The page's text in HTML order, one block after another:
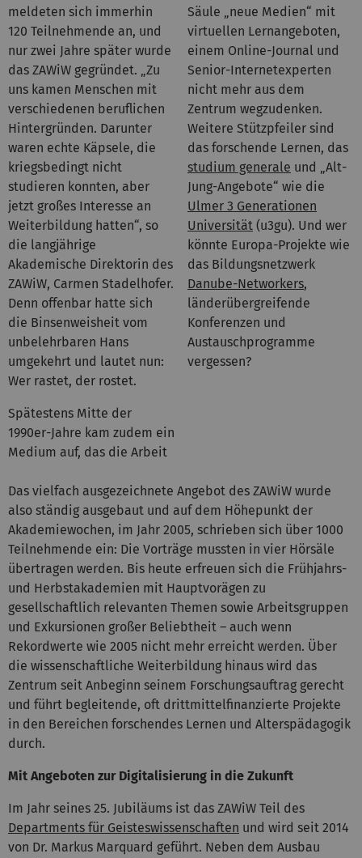
meldeten sich immerhin
120 Teilnehmende an, und
nur zwei Jahre später wurde
das ZAWiW gegründet. „Zu
uns kamen Menschen mit
verschiedenen beruflichen
Hintergründen. Darunter
waren echte Käpsele, die
kriegsbedingt nicht
studieren konnten, aber
jetzt großes Interesse an
Weiterbildung hatten“, so
die langjährige
Akademische Direktorin des
ZAWiW, Carmen Stadelhofer.
Denn offenbar hatte sich
die Binsenweisheit vom
unbelehrbaren Hans
umgekehrt und lautet nun:
Wer rastet, der rostet.
Spätestens Mitte der
1990er-Jahre kam zudem ein
Medium auf, das die Arbeit
Säule „neue Medien“ mit
virtuellen Lernangeboten,
einem Online-Journal und
Senior-Internetexperten
nicht mehr aus dem
Zentrum wegzudenken.
Weitere Stützpfeiler sind
das forschende Lernen, das
studium generale und „Alt-
Jung-Angebote“ wie die
Ulmer 3 Generationen
Universität (u3gu). Und wer
könnte Europa-Projekte wie
das Bildungsnetzwerk
Danube-Networkers,
länderübergreifende
Konferenzen und
Austauschprogramme
vergessen?
Das vielfach ausgezeichnete Angebot des ZAWiW wurde
also ständig ausgebaut und auf dem Höhepunkt der
Akademiewochen, im Jahr 2005, schrieben sich über 1000
Teilnehmende ein: Die Vorträge mussten in vier Hörsäle
übertragen werden. Bis heute erfreuen sich die Frühjahrs-
und Herbstakademien mit Hauptvorägen zu
gesellschaftlich relevanten Themen sowie Arbeitsgruppen
und Exkursionen großer Beliebtheit – auch wenn
Rekordwerte wie 2005 nicht mehr erreicht werden. Über
die wissenschaftliche Weiterbildung hinaus wird das
Zentrum seit Anbeginn seinem Forschungsauftrag gerecht
und führt begleitende, oft drittmittelfinanzierte Projekte
in den Bereichen forschendes Lernen und Alterspädagogik
durch.
Mit Angeboten zur Digitalisierung in die Zukunft
Im Jahr seines 25. Jubiläums ist das ZAWiW Teil des
Departments für Geisteswissenschaften und wird seit 2014
von Dr. Markus Marquard geführt. Neben dem Ausbau